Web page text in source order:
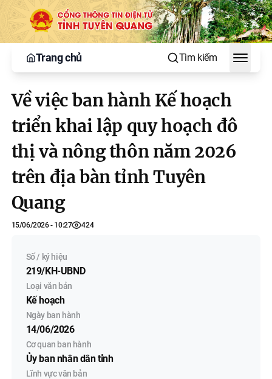
Trang chủ Tìm kiếm
Toggle
Về việc ban hành Kế hoạch
triển khai lập quy hoạch đô
thị và nông thôn năm 2026
trên địa bàn tỉnh Tuyên
Quang
15/06/2026 - 10:27 424
Số / ký hiệu
219/KH-UBND
Loại văn bản
Kế hoạch
Ngày ban hành
14/06/2026
Cơ quan ban hành
Ủy ban nhân dân tỉnh
Lĩnh vực văn bản